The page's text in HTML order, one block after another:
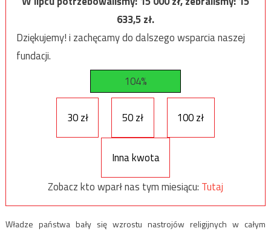
633,5zł.
Dziękujemy! i zachęcamy do dalszego wsparcia naszej
fundacji.
104%
30 zł 50 zł 100 zł
Inna kwota
Zobacz kto wparł nas tym miesiącu: Tutaj
Władze państwa bały się wzrostu nastrojów religijnych w całym